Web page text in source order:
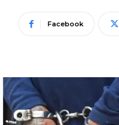
Facebook